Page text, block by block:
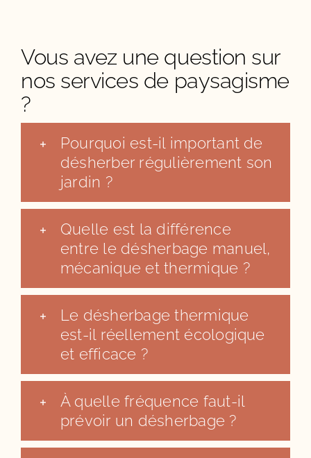
Vous avez une question sur
nos services de paysagisme
?
Pourquoi est-il important de
désherber régulièrement son
jardin ?
Quelle est la différence
entre le désherbage manuel,
mécanique et thermique ?
Le désherbage thermique
est-il réellement écologique
et efficace ?
À quelle fréquence faut-il
prévoir un désherbage ?